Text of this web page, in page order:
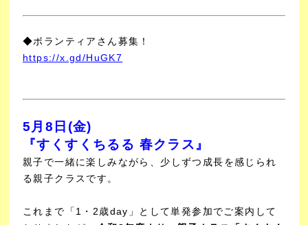
◆ボランティアさん募集！
https://x.gd/HuGK7
5月8日(金)
『すくすくちるる 春クラス』
親子で一緒に楽しみながら、少しずつ成長を感じられ
る親子クラスです。
これまで「1・2歳day」として単発参加でご案内して